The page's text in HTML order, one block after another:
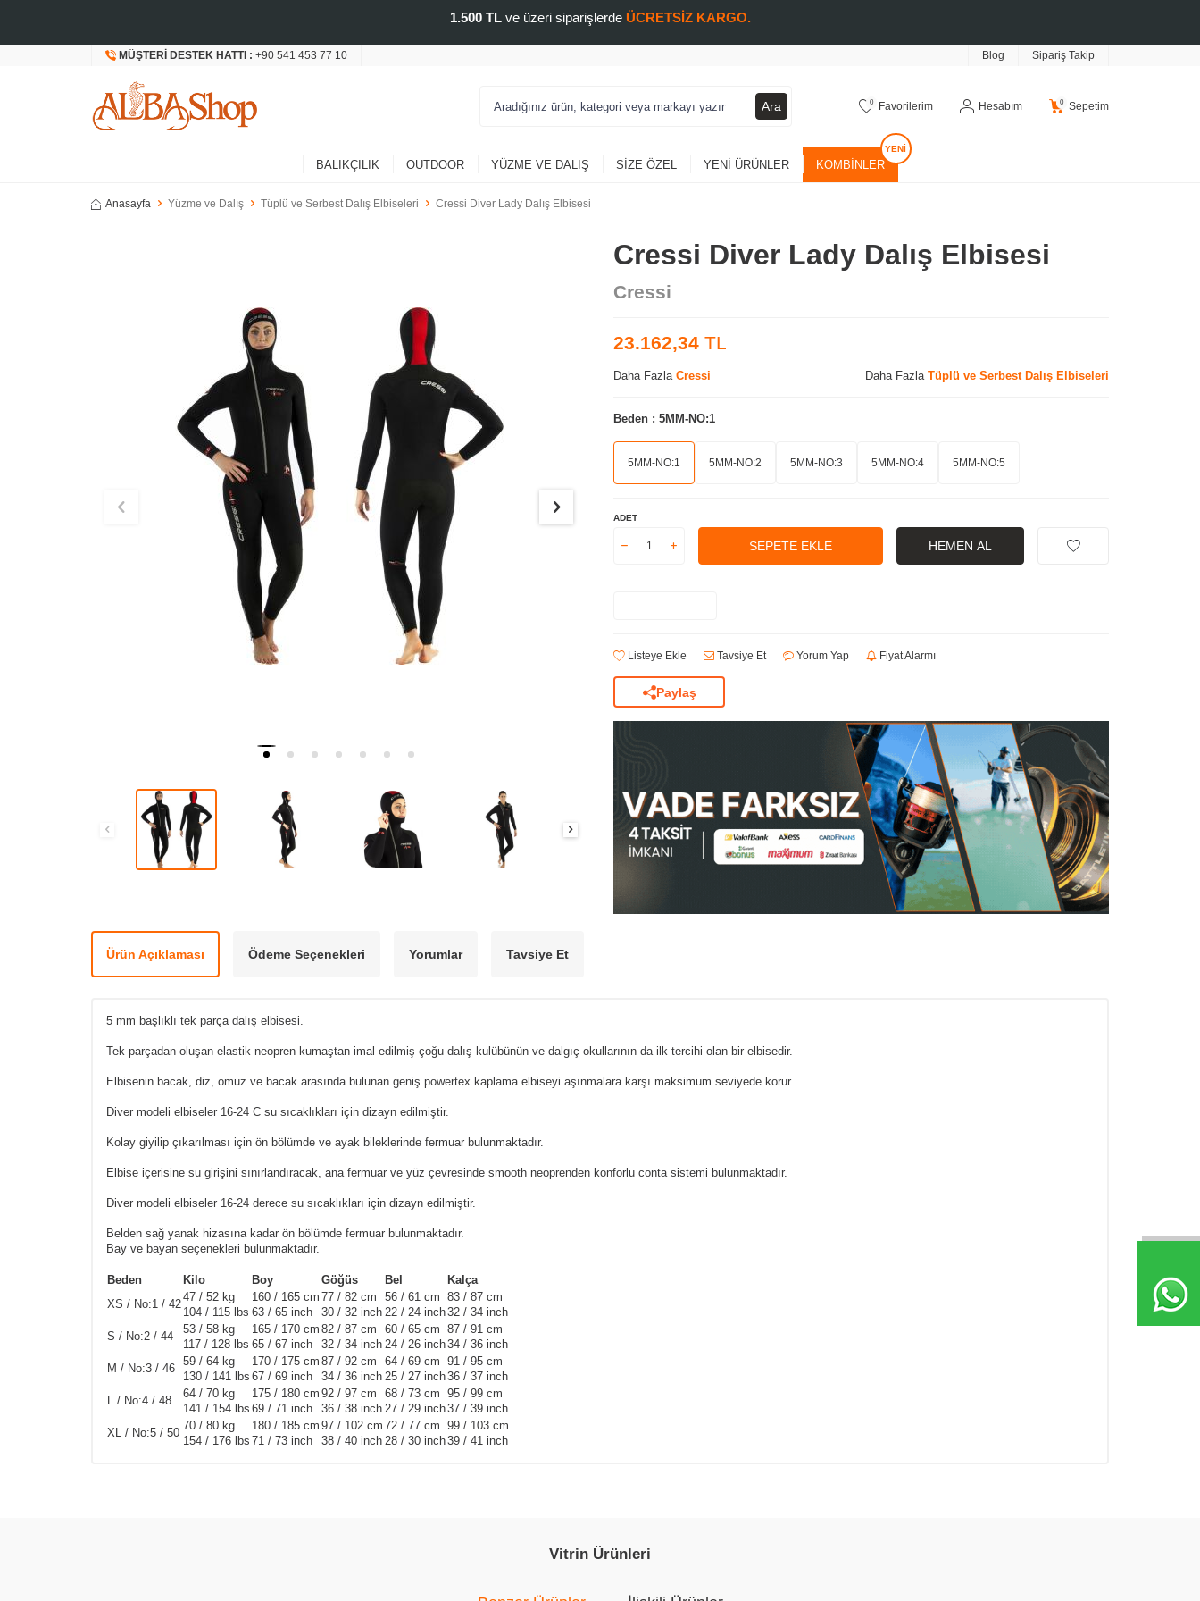
1.500 TLve üzeri siparişlerde ÜCRETSİZ KARGO.
MÜŞTERI DESTEK HATTI : +90 541 453 77 10 Blog Sipariş Takip
Ara 0 Favorilerim Hesabım 0 Sepetim
BALIKÇILIK OUTDOOR YÜZME VE DALIŞ SIZE ÖZEL YENI ÜRÜNLER KOMBINLER
Anasayfa Yüzme ve Dalış Tüplü ve Serbest Dalış Elbiseleri Cressi Diver Lady Dalış Elbisesi
Cressi Diver Lady Dalış Elbisesi
Cressi
23.162,34 TL
Daha Fazla Cressi Daha Fazla Tüplü ve Serbest Dalış Elbiseleri
Beden : 5MM-NO:1
5MM-NO:1 5MM-NO:2 5MM-NO:3 5MM-NO:4 5MM-NO:5
ADET
SEPETE EKLE HEMEN AL
Listeye Ekle Tavsiye Et Yorum Yap Fiyat Alarmı
Paylaş
Ürün Açıklaması Ödeme Seçenekleri Yorumlar Tavsiye Et
5 mm başlıklı tek parça dalış elbisesi.
Tek parçadan oluşan elastik neopren kumaştan imal edilmiş çoğu dalış kulübünün ve dalgıç okullarının da ilk tercihi olan bir elbisedir.
Elbisenin bacak, diz, omuz ve bacak arasında bulunan geniş powertex kaplama elbiseyi aşınmalara karşı maksimum seviyede korur.
Diver modeli elbiseler 16-24 C su sıcaklıkları için dizayn edilmiştir.
Kolay giyilip çıkarılması için ön bölümde ve ayak bileklerinde fermuar bulunmaktadır.
Elbise içerisine su girişini sınırlandıracak, ana fermuar ve yüz çevresinde smooth neoprenden konforlu conta sistemi bulunmaktadır.
Diver modeli elbiseler 16-24 derece su sıcaklıkları için dizayn edilmiştir.
Belden sağ yanak hizasına kadar ön bölümde fermuar bulunmaktadır.
Bay ve bayan seçenekleri bulunmaktadır.
Beden Kilo Boy Göğüs Bel
Kalça
XS / No:1 / 42
47 / 52 kg
104 / 115 lbs
160 / 165 cm
63 / 65 inch
77 / 82 cm
30 / 32 inch
56 / 61 cm
22 / 24 inch
83 / 87 cm
32 / 34 inch
S / No:2 / 44
53 / 58 kg
117 / 128 lbs
165 / 170 cm
65 / 67 inch
82 / 87 cm
32 / 34 inch
60 / 65 cm
24 / 26 inch
87 / 91 cm
34 / 36 inch
M / No:3 / 46
59 / 64 kg
130 / 141 lbs
170 / 175 cm
67 / 69 inch
87 / 92 cm
34 / 36 inch
64 / 69 cm
25 / 27 inch
91 / 95 cm
36 / 37 inch
L / No:4 / 48
64 / 70 kg
141 / 154 lbs
175 / 180 cm
69 / 71 inch
92 / 97 cm
36 / 38 inch
68 / 73 cm
27 / 29 inch
95 / 99 cm
37 / 39 inch
XL / No:5 / 50
70 / 80 kg
154 / 176 lbs
180 / 185 cm
71 / 73 inch
97 / 102 cm
38 / 40 inch
72 / 77 cm
28 / 30 inch
99 / 103 cm
39 / 41 inch
Vitrin Ürünleri